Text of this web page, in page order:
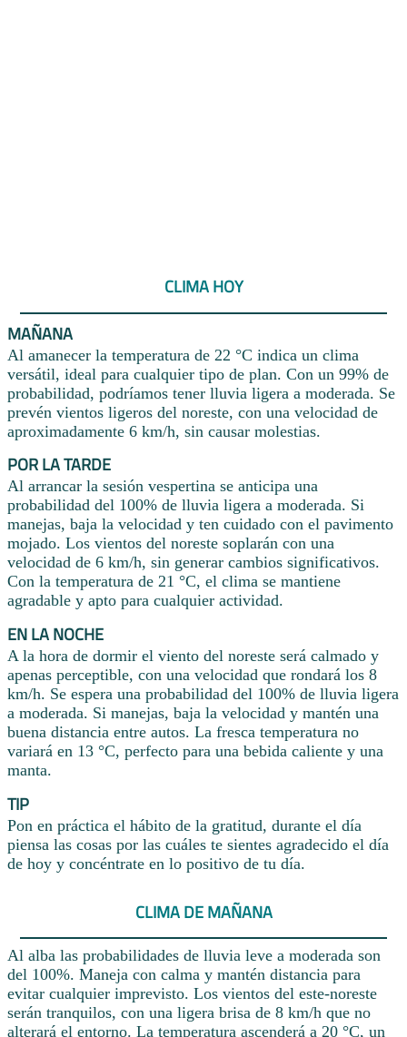
CLIMA HOY
MAÑANA
Al amanecer la temperatura de 22 °C indica un clima
versátil, ideal para cualquier tipo de plan. Con un 99% de
probabilidad, podríamos tener lluvia ligera a moderada. Se
prevén vientos ligeros del noreste, con una velocidad de
aproximadamente 6 km/h, sin causar molestias.
POR LA TARDE
Al arrancar la sesión vespertina se anticipa una
probabilidad del 100% de lluvia ligera a moderada. Si
manejas, baja la velocidad y ten cuidado con el pavimento
mojado. Los vientos del noreste soplarán con una
velocidad de 6 km/h, sin generar cambios significativos.
Con la temperatura de 21 °C, el clima se mantiene
agradable y apto para cualquier actividad.
EN LA NOCHE
A la hora de dormir el viento del noreste será calmado y
apenas perceptible, con una velocidad que rondará los 8
km/h. Se espera una probabilidad del 100% de lluvia ligera
a moderada. Si manejas, baja la velocidad y mantén una
buena distancia entre autos. La fresca temperatura no
variará en 13 °C, perfecto para una bebida caliente y una
manta.
TIP
Pon en práctica el hábito de la gratitud, durante el día
piensa las cosas por las cuáles te sientes agradecido el día
de hoy y concéntrate en lo positivo de tu día.
CLIMA DE MAÑANA
Al alba las probabilidades de lluvia leve a moderada son
del 100%. Maneja con calma y mantén distancia para
evitar cualquier imprevisto. Los vientos del este-noreste
serán tranquilos, con una ligera brisa de 8 km/h que no
alterará el entorno. La temperatura ascenderá a 20 °C, un